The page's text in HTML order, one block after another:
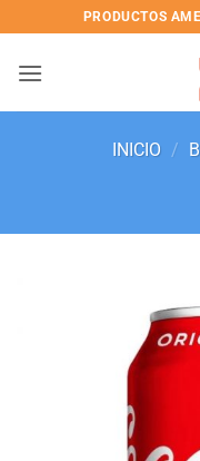
to
content
PRODUCTOS
INICIO /